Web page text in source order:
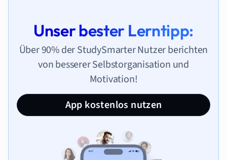
Unser bester Lerntipp:
Über 90% der StudySmarter Nutzer berichten
von besserer Selbstorganisation und
Motivation!
App kostenlos nutzen